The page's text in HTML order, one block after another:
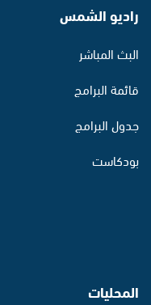
راديو الشمس
البث المباشر
قائمة البرامج
جدول البرامج
بودكاست
المحليات